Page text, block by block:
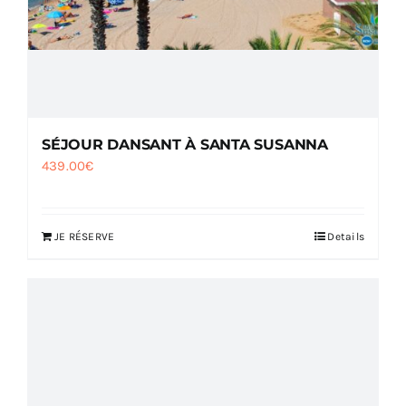
SÉJOUR DANSANT À SANTA SUSANNA
439.00€
JE RÉSERVE Details